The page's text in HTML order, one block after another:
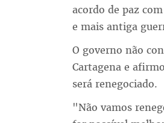
acordo de paz
e mais antiga
O governo não
Cartagena e
será renegociado.
"Não vamos